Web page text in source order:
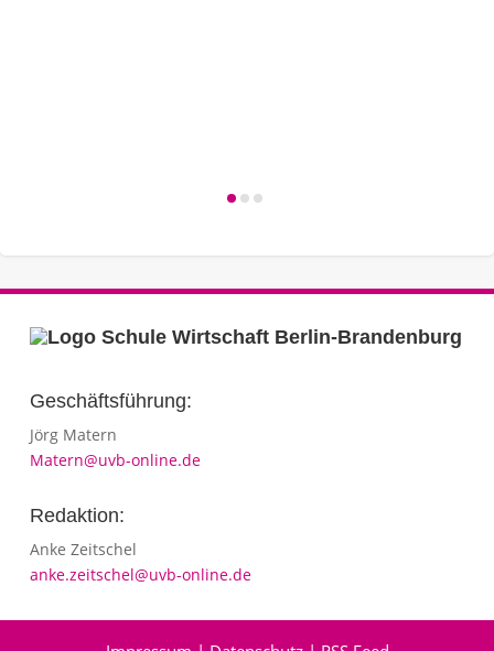
Geschäftsführung:
Jörg Matern
Matern@uvb-online.de
Redaktion:
Anke Zeitschel
anke.zeitschel@uvb-online.de